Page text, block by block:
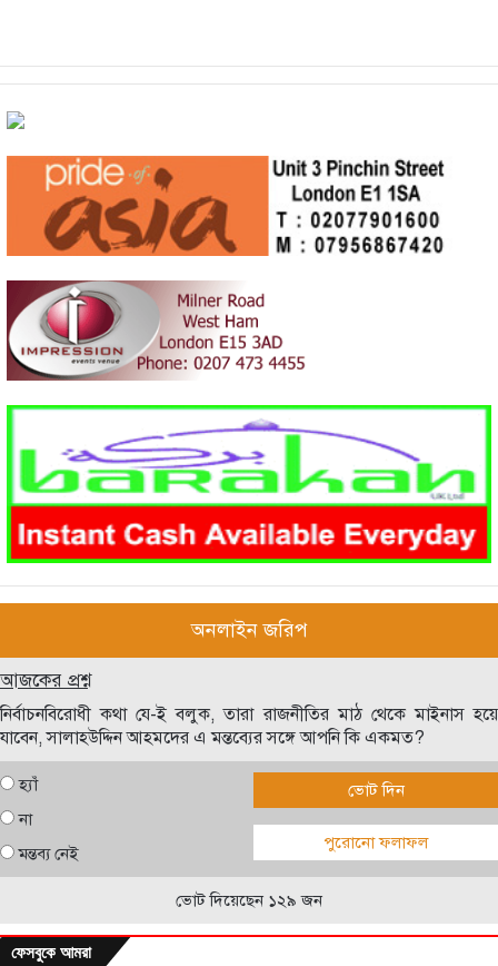
অনলাইন জরিপ
আজকের প্রশ্ন
নির্বাচনবিরোধী কথা যে-ই বলুক, তারা রাজনীতির মাঠ থেকে মাইনাস হয়ে
যাবেন, সালাহউদ্দিন আহমদের এ মন্তব্যের সঙ্গে আপনি কি একমত?
হ্যাঁ
না
মন্তব্য নেই
ভোট দিন
পুরোনো ফলাফল
ভোট দিয়েছেন ১২৯ জন
ফেসবুকে আমরা